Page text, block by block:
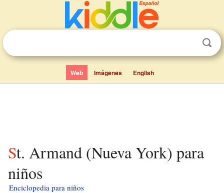
Web Imágenes English
St. Armand (Nueva York) para
niños
Enciclopedia para niños